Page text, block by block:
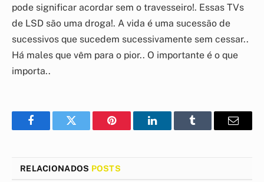
pode significar acordar sem o travesseiro!. Essas TVs
de LSD são uma droga!. A vida é uma sucessão de
sucessivos que sucedem sucessivamente sem cessar..
Há males que vêm para o pior.. O importante é o que
importa..
FacebookTwitter Pinterest LinkedInTumblr
E-
RELACIONADOS POSTS